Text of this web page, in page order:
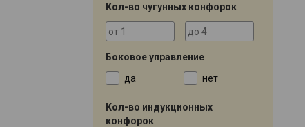
Кол-во чугунных конфорок
Боковое управление
да
нет
Кол-во индукционных
конфорок